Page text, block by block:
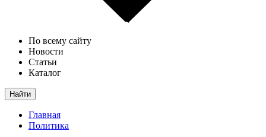
По всему сайту
Новости
Статьи
Каталог
Найти
Главная
Политика